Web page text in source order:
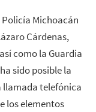
Michoacán
Cárdenas,
como la Guardia
sido posible la
llamada telefónica
los elementos